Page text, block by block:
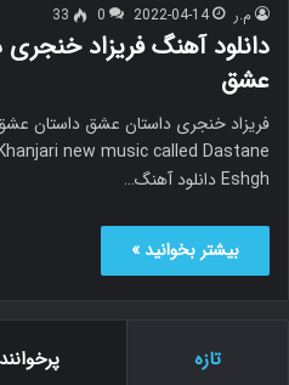
م.ر 2022-04-14
0
33
دانلود آهنگ فریزاد
عشق
new music called Dastane
Eshgh دانلود آهنگ…
بیشتر بخوانید »
تازه